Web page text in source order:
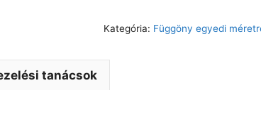
Kategória: Függöny egyedi
tanácsok